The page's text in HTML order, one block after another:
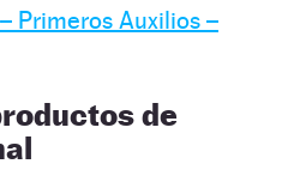
Primeros Auxilios –
de